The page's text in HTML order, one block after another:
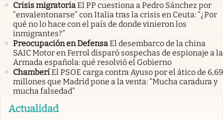
Crisis migratoriaEl PP cuestiona a Pedro Sánchez por
“envalentonarse” con Italia tras la crisis en Ceuta: “¿Por
qué no lo hace con el país de donde vinieron los
inmigrantes?”
Preocupación en DefensaEl desembarco de la china
SAIC Motor en Ferrol disparó sospechas de espionaje a la
Armada española: qué resolvió el Gobierno
ChamberíEl PSOE carga contra Ayuso por el ático de 6,69
millones que Madrid pone a la venta: “Mucha caradura y
mucha falsedad”
Actualidad